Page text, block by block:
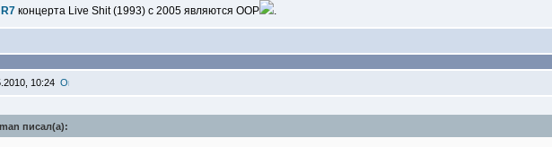
концерта Live Shit (1993) с 2005 являются OOP .
10:24
писал(a):